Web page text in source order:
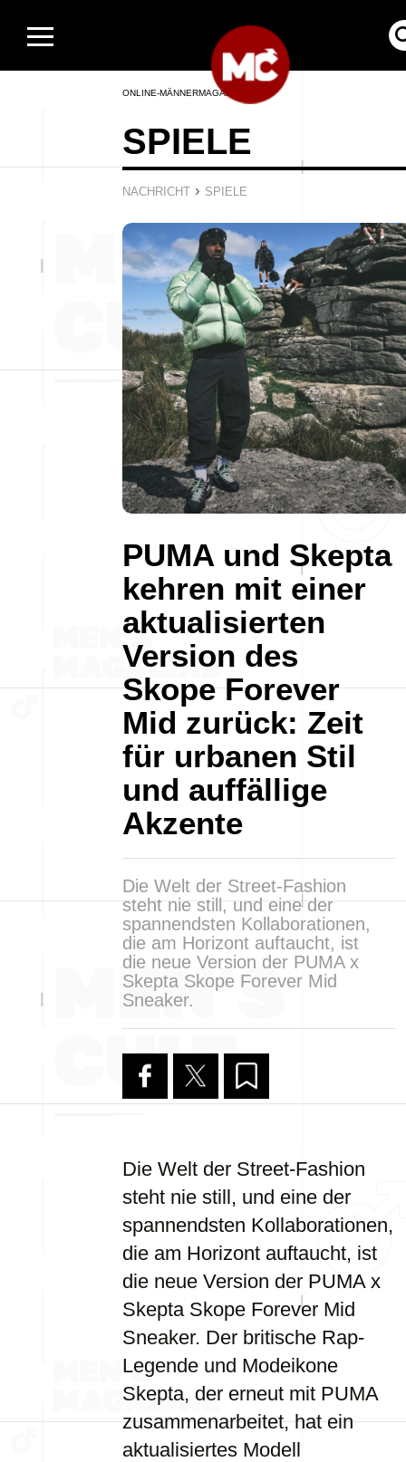
ONLINE-MÄNNERMAGAZIN
SPIELE
NACHRICHT › SPIELE
PUMA und Skepta
kehren mit einer
aktualisierten
Version des
Skope Forever
Mid zurück: Zeit
für urbanen Stil
und auffällige
Akzente
Die Welt der Street-Fashion
steht nie still, und eine der
spannendsten Kollaborationen,
die am Horizont auftaucht, ist
die neue Version der PUMA x
Skepta Skope Forever Mid
Sneaker.
Die Welt der Street-Fashion
steht nie still, und eine der
spannendsten Kollaborationen,
die am Horizont auftaucht, ist
die neue Version der PUMA x
Skepta Skope Forever Mid
Sneaker. Der britische Rap-
Legende und Modeikone
Skepta, der erneut mit PUMA
zusammenarbeitet, hat ein
aktualisiertes Modell